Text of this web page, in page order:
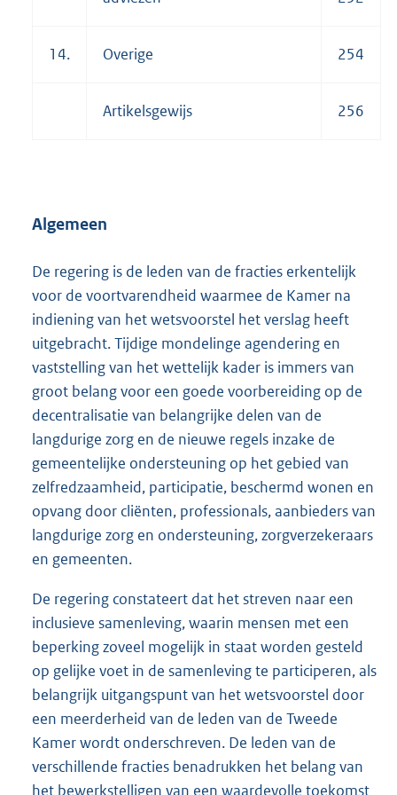
14. Overige 254
Artikelsgewijs 256
Algemeen
De regering is de leden van de fracties erkentelijk
voor de voortvarendheid waarmee de Kamer na
indiening van het wetsvoorstel het verslag heeft
uitgebracht. Tijdige mondelinge agendering en
vaststelling van het wettelijk kader is immers van
groot belang voor een goede voorbereiding op de
decentralisatie van belangrijke delen van de
langdurige zorg en de nieuwe regels inzake de
gemeentelijke ondersteuning op het gebied van
zelfredzaamheid, participatie, beschermd wonen en
opvang door cliënten, professionals, aanbieders van
langdurige zorg en ondersteuning, zorgverzekeraars
en gemeenten.
De regering constateert dat het streven naar een
inclusieve samenleving, waarin mensen met een
beperking zoveel mogelijk in staat worden gesteld
op gelijke voet in de samenleving te participeren, als
belangrijk uitgangspunt van het wetsvoorstel door
een meerderheid van de leden van de Tweede
Kamer wordt onderschreven. De leden van de
verschillende fracties benadrukken het belang van
het bewerkstelligen van een waardevolle toekomst